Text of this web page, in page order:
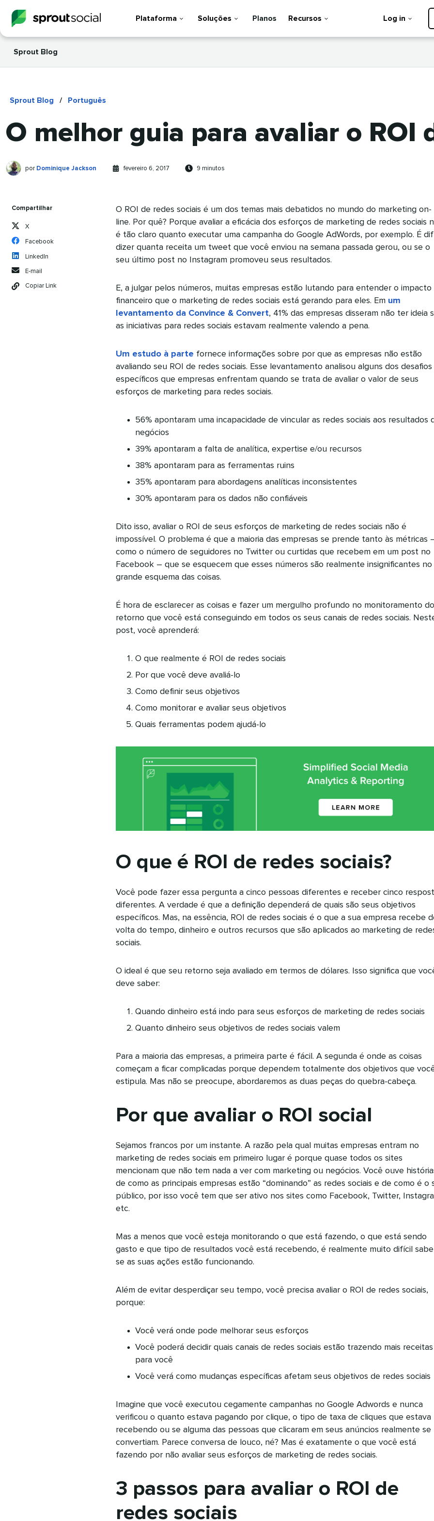
Plataforma Soluções Planos Recursos Log in
Sprout Blog
Sprout Blog / Português
O melhor guia para avaliar o ROI
Dominique
Escrito
por Dominique Jackson
Publicado
fevereiro 6, 2017
Tempo
9 minutos
Compartilhar
X
Facebook
LinkedIn
E-mail
Copiar Link
O ROI de redes sociais é um dos temas mais debatidos no mundo do marketing on-
line. Por quê? Porque avaliar a eficácia dos esforços de marketing de redes sociais
é tão claro quanto executar uma campanha do Google AdWords, por exemplo. É
dizer quanta receita um tweet que você enviou na semana passada gerou, ou se o
seu último post no Instagram promoveu seus resultados.
E, a julgar pelos números, muitas empresas estão lutando para entender o impacto
financeiro que o marketing de redes sociais está gerando para eles. Em um
levantamento da Convince & Convert, 41% das empresas disseram não ter ideia
as iniciativas para redes sociais estavam realmente valendo a pena.
Um estudo à parte fornece informações sobre por que as empresas não estão
avaliando seu ROI de redes sociais. Esse levantamento analisou alguns dos desafios
específicos que empresas enfrentam quando se trata de avaliar o valor de seus
esforços de marketing para redes sociais.
56% apontaram uma incapacidade de vincular as redes sociais aos resultados
negócios
39% apontaram a falta de analítica, expertise e/ou recursos
38% apontaram para as ferramentas ruins
35% apontaram para abordagens analíticas inconsistentes
30% apontaram para os dados não confiáveis
Dito isso, avaliar o ROI de seus esforços de marketing de redes sociais não é
impossível. O problema é que a maioria das empresas se prende tanto às métricas
como o número de seguidores no Twitter ou curtidas que recebem em um post no
Facebook – que se esquecem que esses números são realmente insignificantes no
grande esquema das coisas.
É hora de esclarecer as coisas e fazer um mergulho profundo no monitoramento do
retorno que você está conseguindo em todos os seus canais de redes sociais.
post, você aprenderá:
O que realmente é ROI de redes sociais
Por que você deve avaliá-lo
Como definir seus objetivos
Como monitorar e avaliar seus objetivos
Quais ferramentas podem ajudá-lo
O que é ROI de redes sociais?
Você pode fazer essa pergunta a cinco pessoas diferentes e receber cinco
diferentes. A verdade é que a definição dependerá de quais são seus objetivos
específicos. Mas, na essência, ROI de redes sociais é o que a sua empresa recebe
volta do tempo, dinheiro e outros recursos que são aplicados ao marketing de
sociais.
O ideal é que seu retorno seja avaliado em termos de dólares. Isso significa que
deve saber:
Quando dinheiro está indo para seus esforços de marketing de redes sociais
Quanto dinheiro seus objetivos de redes sociais valem
Para a maioria das empresas, a primeira parte é fácil. A segunda é onde as coisas
começam a ficar complicadas porque dependem totalmente dos objetivos que
estipula. Mas não se preocupe, abordaremos as duas peças do quebra-cabeça.
Por que avaliar o ROI social
Sejamos francos por um instante. A razão pela qual muitas empresas entram no
marketing de redes sociais em primeiro lugar é porque quase todos os sites
mencionam que não tem nada a ver com marketing ou negócios. Você ouve
de como as principais empresas estão “dominando” as redes sociais e de como é o
público, por isso você tem que ser ativo nos sites como Facebook, Twitter,
etc.
Mas a menos que você esteja monitorando o que está fazendo, o que está sendo
gasto e que tipo de resultados você está recebendo, é realmente muito difícil
se as suas ações estão funcionando.
Além de evitar desperdiçar seu tempo, você precisa avaliar o ROI de redes sociais,
porque:
Você verá onde pode melhorar seus esforços
Você poderá decidir quais canais de redes sociais estão trazendo mais receitas
para você
Você verá como mudanças específicas afetam seus objetivos de redes sociais
Imagine que você executou cegamente campanhas no Google Adwords e nunca
verificou o quanto estava pagando por clique, o tipo de taxa de cliques que estava
recebendo ou se alguma das pessoas que clicaram em seus anúncios realmente se
convertiam. Parece conversa de louco, né? Mas é exatamente o que você está
fazendo por não avaliar seus esforços de marketing de redes sociais.
3 passos para avaliar o ROI de
redes sociais